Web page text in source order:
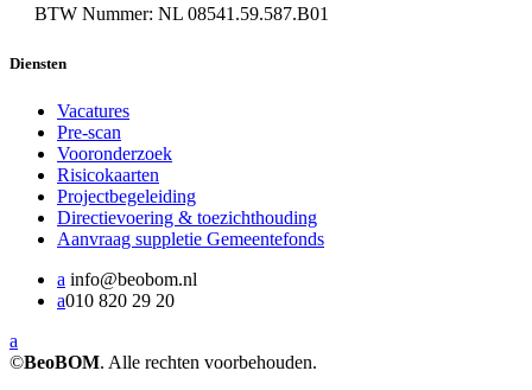
BTW Nummer: NL 08541.59.587.B01
Diensten
Vacatures
Pre-scan
Vooronderzoek
Risicokaarten
Projectbegeleiding
Directievoering & toezichthouding
Aanvraag suppletie Gemeentefonds
a info@beobom.nl
a010 820 29 20
a
©BeoBOM. Alle rechten voorbehouden.